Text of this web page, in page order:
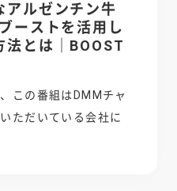
アルゼンチン牛
ーストを活用し
法とは｜BOOST
この番組はDMMチャ
ただいている会社に